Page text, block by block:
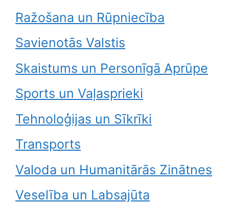
Ražošana un Rūpniecība
Savienotās Valstis
Skaistums un Personīgā Aprūpe
Sports un Vaļasprieki
Tehnoloģijas un Sīkrīki
Transports
Valoda un Humanitārās Zinātnes
Veselība un Labsajūta